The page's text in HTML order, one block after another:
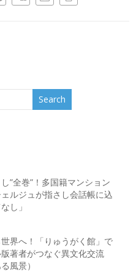
”全巻”！多国籍マンション
ルジュが指さし会話帳に込
し」
界へ！「りゅうがく館」で
著者がつなぐ異文化交流
風景）